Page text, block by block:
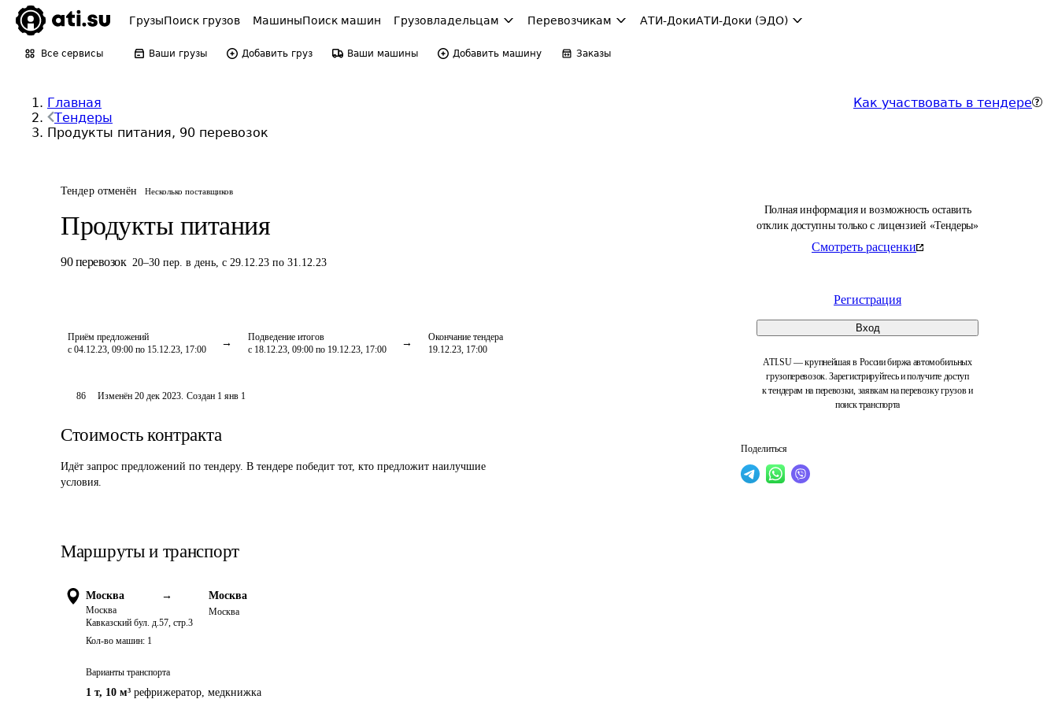
ГрузыПоиск грузов МашиныПоиск машин Грузовладельцам Перевозчикам АТИ-ДокиАТИ-Доки (ЭДО)
Все сервисы Ваши грузы Добавить груз Ваши машины Добавить машину Заказы
Главная
Тендеры
Продукты питания, 90 перевозок
Как участвовать в тендере
Тендер отменён Несколько поставщиков
Продукты питания
90 перевозок 20–30 пер. в день, с 29.12.23 по 31.12.23
Приём предложений
с 04.12.23, 09:00 по 15.12.23, 17:00
Подведение итогов
с 18.12.23, 09:00 по 19.12.23, 17:00
Окончание тендера
19.12.23, 17:00
Полная информация и возможность оставить
отклик доступны только с лицензией «Тендеры»
Смотреть расценки
Регистрация
Вход
ATI.SU — крупнейшая в России биржа автомобильных
грузоперевозок. Зарегистрируйтесь и получите доступ
к тендерам на перевозки, заявкам на перевозку грузов и
поиск транспорта
Поделиться
86 Изменён20 дек 2023. Создан 1 янв 1
Стоимость контракта
Идёт запрос предложений по тендеру. В тендере победит тот, кто предложит наилучшие
условия.
Маршруты и транспорт
Москва →
Москва
Кавказский бул. д.57, стр.3
Москва
Москва
Кол-во машин: 1
Варианты транспорта
1 т, 10 м³ рефрижератор, медкнижка